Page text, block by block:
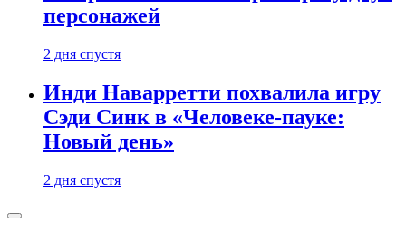
персонажей
2 дня спустя
Инди Наварретти похвалила игру
Сэди Синк в «Человеке-пауке:
Новый день»
2 дня спустя